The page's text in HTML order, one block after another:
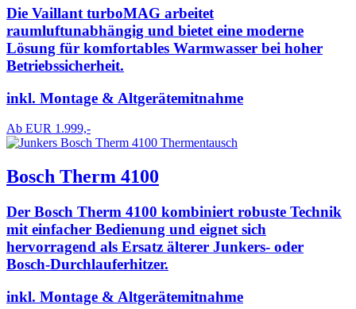
Die Vaillant turboMAG arbeitet
raumluftunabhängig und bietet eine moderne
Lösung für komfortables Warmwasser bei hoher
Betriebssicherheit.
inkl. Montage & Altgerätemitnahme
Ab EUR 1.999,-
Bosch Therm 4100
Der Bosch Therm 4100 kombiniert robuste Technik
mit einfacher Bedienung und eignet sich
hervorragend als Ersatz älterer Junkers- oder
Bosch-Durchlauferhitzer.
inkl. Montage & Altgerätemitnahme